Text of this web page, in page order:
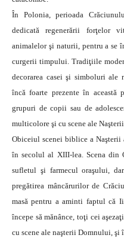
În Polonia, perioada
dedicată regenerării forţelor
animalelor şi naturii, pentru a
curgerii timpului. Tradiţiile
decorarea casei şi simboluri ale
încă foarte prezente în această
grupuri de copii sau de
multicolore şi cu scene ale
Obiceiul scenei biblice a Naşterii
în secolul al XIII-lea. Scena din
sufletul şi farmecul oraşului,
pregătirea mâncărurilor de
masă pentru a aminti faptul că
începe să mănânce, toţi cei
cu scene ale naşterii Domnului,